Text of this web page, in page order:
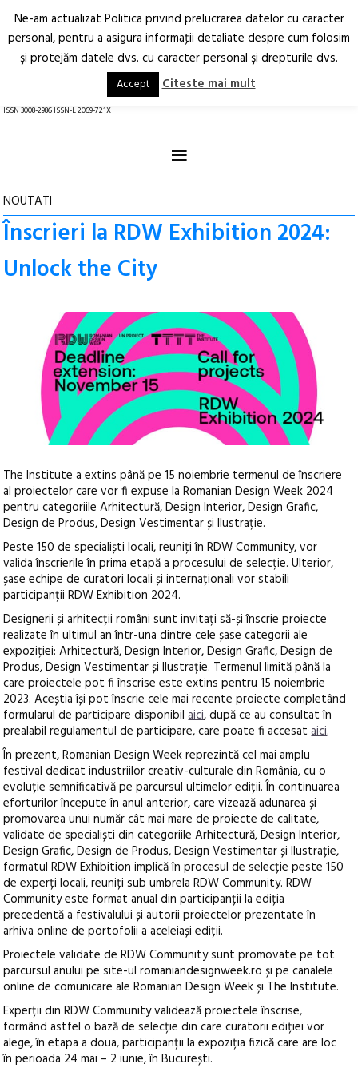
Arhitectură.
Oraș.
RO EN
ISSN 3008-2986 ISSN-L 2069-721X
≡
NOUTATI
Înscrieri la RDW Exhibition 2024:
Unlock the City
The Institute a extins până pe 15 noiembrie termenul de înscriere
al proiectelor care vor fi expuse la Romanian Design Week 2024
pentru categoriile Arhitectură, Design Interior, Design Grafic,
Design de Produs, Design Vestimentar și Ilustrație.
Peste 150 de specialiști locali, reuniți în RDW Community, vor
valida înscrierile în prima etapă a procesului de selecție. Ulterior,
șase echipe de curatori locali și internaționali vor stabili
participanții RDW Exhibition 2024.
Designerii și arhitecții români sunt invitați să-și înscrie proiecte
realizate în ultimul an într-una dintre cele șase categorii ale
expoziției: Arhitectură, Design Interior, Design Grafic, Design de
Produs, Design Vestimentar și Ilustrație. Termenul limită până la
care proiectele pot fi înscrise este extins pentru 15 noiembrie
2023. Aceștia își pot înscrie cele mai recente proiecte completând
formularul de participare disponibilaici, după ce au consultat în
prealabil regulamentul de participare, care poate fi accesataici.
În prezent, Romanian Design Week reprezintă cel mai amplu
festival dedicat industriilor creativ-culturale din România, cu o
evoluție semnificativă pe parcursul ultimelor ediții. În continuarea
eforturilor începute în anul anterior, care vizează adunarea și
promovarea unui număr cât mai mare de proiecte de calitate,
validate de specialiști din categoriile Arhitectură, Design Interior,
Design Grafic, Design de Produs, Design Vestimentar și Ilustrație,
formatul RDW Exhibition implică în procesul de selecție peste 150
de experți locali, reuniți sub umbrela RDW Community. RDW
Community este format anual din participanții la ediția
precedentă a festivalului și autorii proiectelor prezentate în
arhiva online de portofolii a aceleiași ediții.
Proiectele validate de RDW Community sunt promovate pe tot
parcursul anului pe site-ul romaniandesignweek.ro și pe canalele
online de comunicare ale Romanian Design Week și The Institute.
Experții din RDW Community validează proiectele înscrise,
formând astfel o bază de selecție din care curatorii ediției vor
alege, în etapa a doua, participanții la expoziția fizică care are loc
în perioada 24 mai – 2 iunie, în București.
Ne-am actualizat Politica privind prelucrarea datelor cu caracter
personal, pentru a asigura informaţii detaliate despre cum folosim
şi protejăm datele dvs. cu caracter personal şi drepturile dvs.
Accept Citeste mai mult